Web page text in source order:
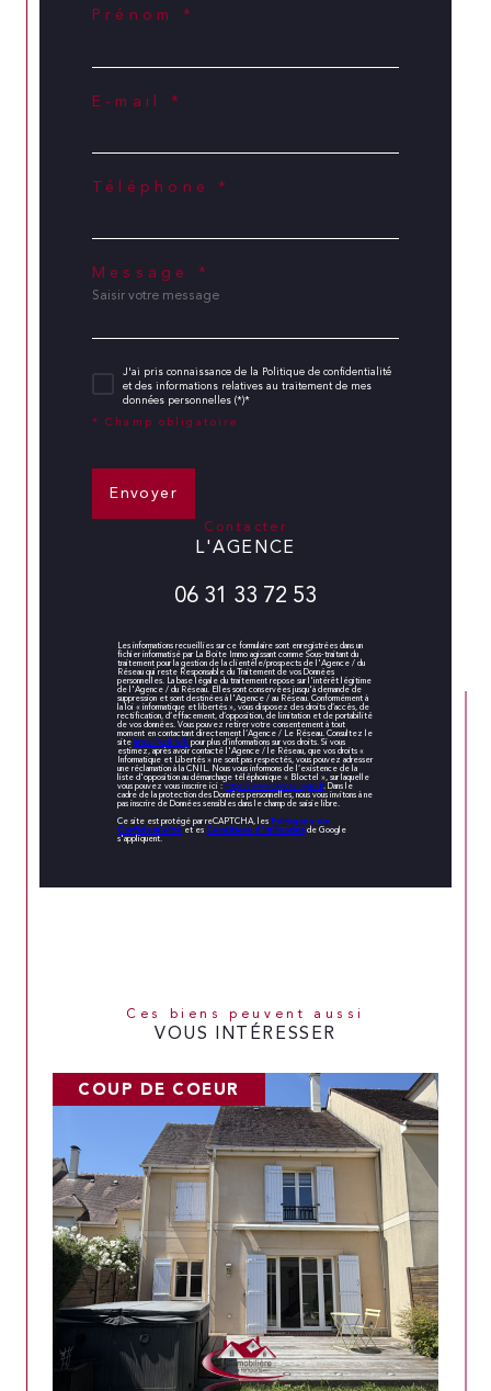
Prénom *
E-mail *
Téléphone *
Message *
J'ai pris connaissance de la Politique de confidentialité
et des informations relatives au traitement de mes
données personnelles (*)*
* Champ obligatoire
Envoyer
contacter
L'AGENCE
06 31 33 72 53
Les informations recueillies sur ce formulaire sont enregistrées dans un
fichier informatisé par La Boite Immo agissant comme Sous-traitant du
traitement pour la gestion de la clientèle/prospects de l'Agence / du
Réseau qui reste Responsable du Traitement de vos Données
personnelles. La base légale du traitement repose sur l'intérêt légitime
de l'Agence / du Réseau. Elles sont conservées jusqu'à demande de
suppression et sont destinées à l'Agence / au Réseau. Conformément à
la loi « informatique et libertés », vous disposez des droits d’accès, de
rectification, d’effacement, d’opposition, de limitation et de portabilité
de vos données. Vous pouvez retirer votre consentement à tout
moment en contactant directement l’Agence / Le Réseau. Consultez le
site https://cnil.fr/frpour plus d’informations sur vos droits. Si vous
estimez, après avoir contacté l'Agence / le Réseau, que vos droits «
Informatique et Libertés » ne sont pas respectés, vous pouvez adresser
une réclamation à la CNIL. Nous vous informons de l’existence de la
liste d'opposition au démarchage téléphonique « Bloctel », sur laquelle
vous pouvez vous inscrire ici : https://www.bloctel.gouv.fr. Dans le
cadre de la protection des Données personnelles, nous vous invitons à ne
pas inscrire de Données sensibles dans le champ de saisie libre.
Ce site est protégé par reCAPTCHA, les Politiques de
Confidentialité et es Conditions d'utilisation de Google
s'appliquent.
Ces biens peuvent aussi
VOUS INTÉRESSER
COUP DE COEUR